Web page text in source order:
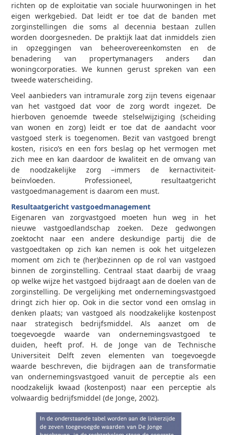
richten op de exploitatie van sociale huurwoningen in het
eigen werkgebied. Dat leidt er toe dat de banden met
zorginstellingen die soms al decennia bestaan zullen
worden doorgesneden. De praktijk laat dat inmiddels zien
in opzeggingen van beheerovereenkomsten en de
benadering van propertymanagers anders dan
woningcorporaties. We kunnen gerust spreken van een
tweede waterscheiding.
Veel aanbieders van intramurale zorg zijn tevens eigenaar
van het vastgoed dat voor de zorg wordt ingezet. De
hierboven genoemde tweede stelselwijziging (scheiding
van wonen en zorg) leidt er toe dat de aandacht voor
vastgoed sterk is toegenomen. Bezit van vastgoed brengt
kosten, risico’s en een fors beslag op het vermogen met
zich mee en kan daardoor de kwaliteit en de omvang van
de noodzakelijke zorg –immers de kernactiviteit-
beïnvloeden. Professioneel, resultaatgericht
vastgoedmanagement is daarom een must.
Resultaatgericht vastgoedmanagement
Eigenaren van zorgvastgoed moeten hun weg in het
nieuwe vastgoedlandschap zoeken. Deze gedwongen
zoektocht naar een andere deskundige partij die de
vastgoedtaken op zich kan nemen is ook het uitgelezen
moment om zich te (her)bezinnen op de rol van vastgoed
binnen de zorginstelling. Centraal staat daarbij de vraag
op welke wijze het vastgoed bijdraagt aan de doelen van de
zorginstelling. De vergelijking met ondernemingsvastgoed
dringt zich hier op. Ook in die sector vond een omslag in
denken plaats; van vastgoed als noodzakelijke kostenpost
naar strategisch bedrijfsmiddel. Als aanzet om de
toegevoegde waarde van ondernemingsvastgoed te
duiden, heeft prof. H. de Jonge van de Technische
Universiteit Delft zeven elementen van toegevoegde
waarde beschreven, die bijdragen aan de transformatie
van ondernemingsvastgoed vanuit de perceptie als een
noodzakelijk kwaad (kostenpost) naar een perceptie als
volwaardig bedrijfsmiddel (de Jonge, 2002).